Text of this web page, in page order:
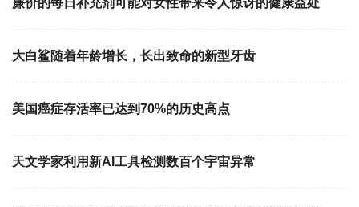
廉价的每日补充剂可能对女性带来令人惊讶的健康益处
大白鲨随着年龄增长，长出致命的新型牙齿
美国癌症存活率已达到70%的历史高点
天文学家利用新AI工具检测数百个宇宙异常